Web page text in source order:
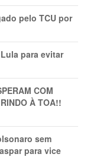
pelo TCU por
para evitar
COM
À TOA!!
sem
para vice